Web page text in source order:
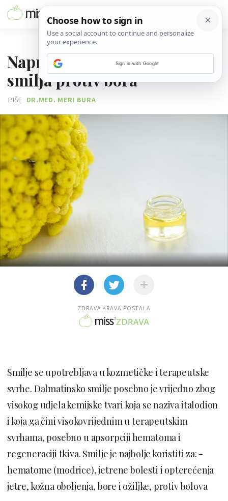
Napravi sama kremu od
smilja protiv bora
PIŠE DR.MED. MERI BURA
ZDRAVA KRAVA POSTALA
Smilje se upotrebljava u kozmetičke i terapeutske
svrhe. Dalmatinsko smilje posebno je vrijedno zbog
visokog udjela kemijske tvari koja se naziva italodion
i koja ga čini visokovrijednim u terapeutskim
svrhama, posebno u apsorpciji hematoma i
regeneraciji tkiva. Smilje je najbolje koristiti za: -
hematome (modrice), jetrene bolesti i opterećenja
jetre, kožna oboljenja, bore i ožiljke, protiv bolova
Sign in with Google